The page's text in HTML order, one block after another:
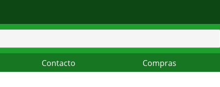
Contacto Compras